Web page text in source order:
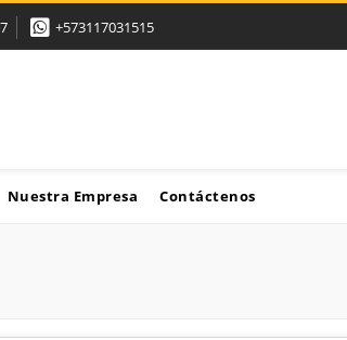
+573117031515
Nuestra Empresa Contáctenos